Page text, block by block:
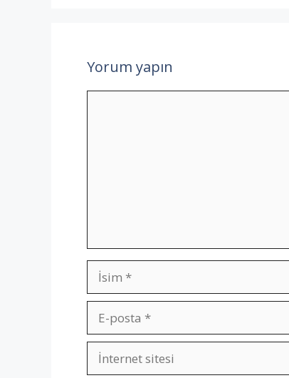
Yorum yapın
İsim
posta
İnternet
sitesi